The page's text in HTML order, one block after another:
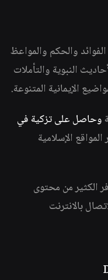
والحكم والمواعظ
النبوية والتأملات
الإيمانية المتنوعة.
وحاصل على تزكية في
الإسلامية
الكثير من محتوى
بالانترنت